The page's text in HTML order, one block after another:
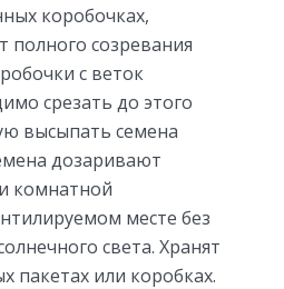
коробочках,
созревания
с веток
срезать до этого
высыпать семена
дозаривают
комнатной
месте без
света. Хранят
пакетах или коробках.